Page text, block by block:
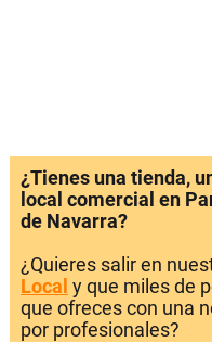
¿Tienes una tienda,
local comercial en
de Navarra?
¿Quieres salir en
Local y que miles de
que ofreces con una
por profesionales?